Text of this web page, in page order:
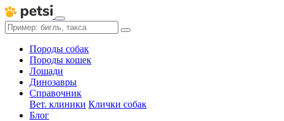
Породы собак
Породы кошек
Лошади
Динозавры
Справочник
Вет. клиники Клички собак
Блог